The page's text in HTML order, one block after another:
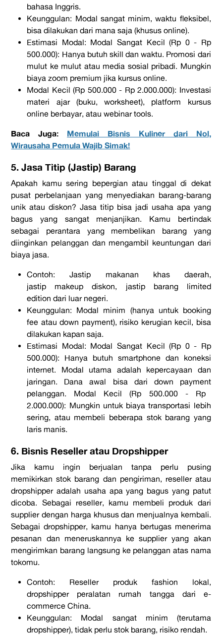
bahasa Inggris.
Keunggulan: Modal sangat minim, waktu fleksibel,
bisa dilakukan dari mana saja (khususonline).
Estimasi Modal: Modal Sangat Kecil (Rp 0 - Rp
500.000): Hanya butuh skill dan waktu. Promosi dari
mulut ke mulut atau media sosial pribadi. Mungkin
biayazoom premium jika kursusonline.
Modal Kecil (Rp 500.000 - Rp 2.000.000): Investasi
materi ajar (buku,worksheet), platform kursus
online berbayar, atauwebinar tools.
Baca Juga: Memulai Bisnis Kuliner dari Nol,
Wirausaha Pemula Wajib Simak!
5. Jasa Titip (Jastip) Barang
Apakah kamu sering bepergian atau tinggal di dekat
pusat perbelanjaan yang menyediakan barang-barang
unik atau diskon? Jasa titip bisa jadi usaha apa yang
bagus yang sangat menjanjikan. Kamu bertindak
sebagai perantara yang membelikan barang yang
diinginkan pelanggan dan mengambil keuntungan dari
biaya jasa.
Contoh: Jastip makanan khas daerah,
jastip
makeup diskon, jastipbarang limited
edition dari luar negeri.
Keunggulan: Modal minim (hanya untuk booking
fee ataudown payment), risiko kerugian kecil, bisa
dilakukan kapan saja.
Estimasi Modal: Modal Sangat Kecil (Rp 0 - Rp
500.000): Hanya butuh smartphonedan koneksi
internet. Modal utama adalah kepercayaan dan
jaringan. Dana awal bisa dari down payment
pelanggan. Modal Kecil (Rp 500.000 - Rp
2.000.000): Mungkin untuk biaya transportasi lebih
sering, atau membeli beberapa stok barang yang
laris manis.
6. Bisnis Reseller atau Dropshipper
Jika kamu ingin berjualan tanpa perlu pusing
memikirkan stok barang dan pengiriman, reselleratau
dropshipperadalah usaha apa yang bagus yang patut
dicoba. Sebagai reseller, kamu membeli produk dari
supplierdengan harga khusus dan menjualnya kembali.
Sebagaidropshipper, kamu hanya bertugas menerima
pesanan dan meneruskannya kesupplieryang akan
mengirimkan barang langsung ke pelanggan atas nama
tokomu.
Contoh: Resellerproduk fashion lokal,
dropshipperperalatan rumah tangga dari e-
commerce China.
Keunggulan: Modal sangat minim (terutama
dropshipper), tidak perlu stok barang, risiko rendah.